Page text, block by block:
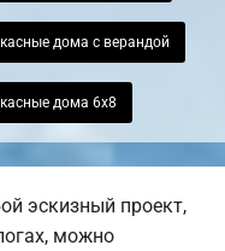
дома с верандой
дома 6х8
эскизный проект,
можно